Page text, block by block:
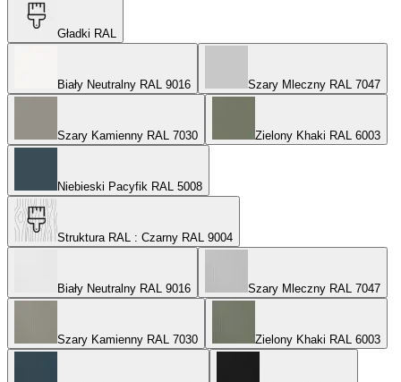
Gładki RAL
Biały Neutralny RAL 9016 Szary Mleczny RAL 7047
Szary Kamienny RAL 7030 Zielony Khaki RAL 6003
Niebieski Pacyfik RAL 5008
Struktura RAL : Czarny RAL 9004
Biały Neutralny RAL 9016 Szary Mleczny RAL 7047
Szary Kamienny RAL 7030 Zielony Khaki RAL 6003